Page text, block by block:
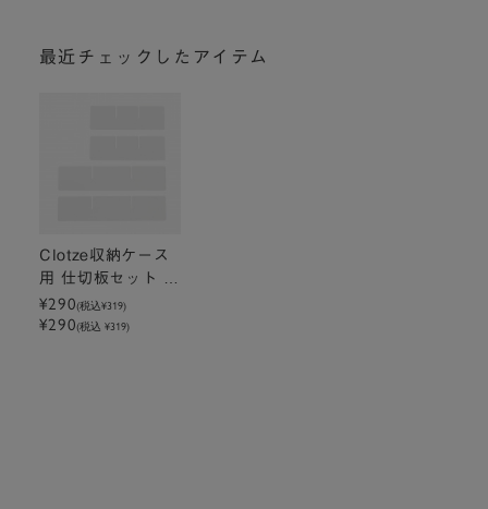
最近チェックしたアイテム
Clotze収納ケース
用 仕切板セット A
4ヨコ用 4枚セット
¥290(税込¥319)
¥290(税込 ¥319)